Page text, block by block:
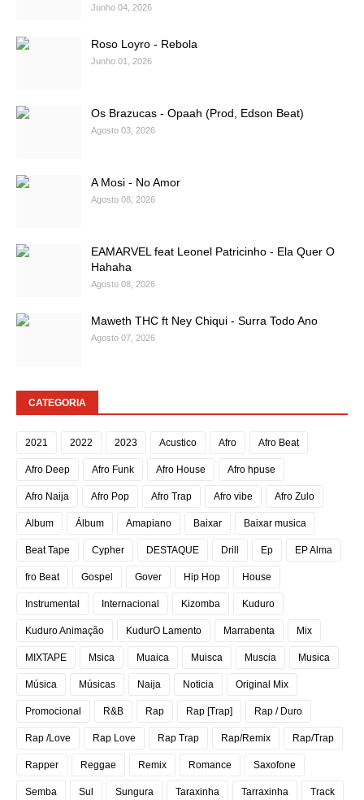
Junho 04, 2026
Roso Loyro - Rebola
Junho 01, 2026
Os Brazucas - Opaah (Prod, Edson Beat)
Agosto 03, 2026
A Mosi - No Amor
Agosto 08, 2026
EAMARVEL feat Leonel Patricinho - Ela Quer O
Hahaha
Agosto 08, 2026
Maweth THC ft Ney Chiqui - Surra Todo Ano
Agosto 07, 2026
CATEGORIA
2021 2022 2023 Acustico Afro Afro Beat
Afro Deep Afro Funk Afro House Afro hpuse
Afro Naija Afro Pop Afro Trap Afro vibe Afro Zulo
Album Álbum Amapiano Baixar Baixar musica
Beat Tape Cypher DESTAQUE Drill Ep EP Alma
fro Beat Gospel Gover Hip Hop House
Instrumental Internacional Kizomba Kuduro
Kuduro Animação KudurO Lamento Marrabenta Mix
MIXTAPE Msica Muaica Muisca Muscia Musica
Música Músicas Naija Noticia Original Mix
Promocional R&B Rap Rap [Trap] Rap / Duro
Rap /Love Rap Love Rap Trap Rap/Remix Rap/Trap
Rapper Reggae Remix Romance Saxofone
Semba Sul Sungura Taraxinha Tarraxinha Track